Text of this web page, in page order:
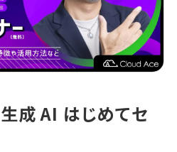
成 AI はじめてセ